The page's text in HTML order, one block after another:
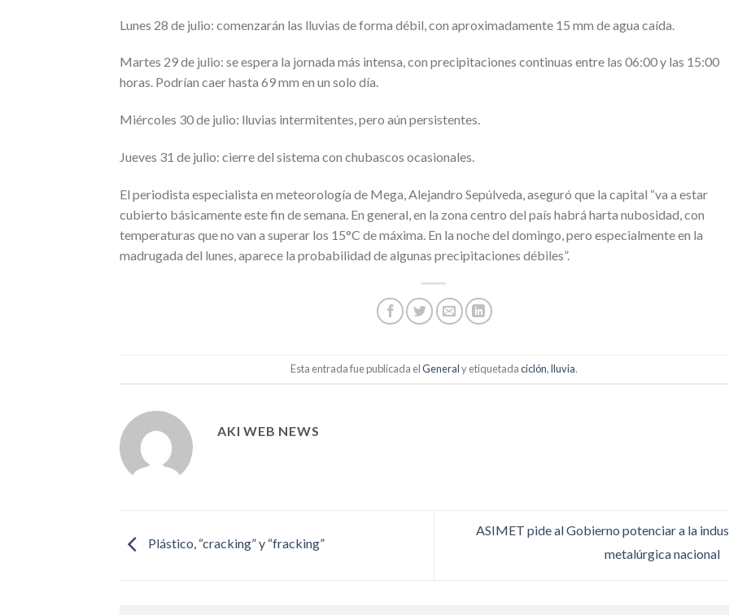
Lunes 28 de julio: comenzarán las lluvias de forma débil, con aproximadamente 15 mm de agua caída.
Martes 29 de julio: se espera la jornada más intensa, con precipitaciones continuas entre las 06:00 y las 15:00
horas. Podrían caer hasta 69 mm en un solo día.
Miércoles 30 de julio: lluvias intermitentes, pero aún persistentes.
Jueves 31 de julio: cierre del sistema con chubascos ocasionales.
El periodista especialista en meteorología de Mega, Alejandro Sepúlveda, aseguró que la capital “va a estar
cubierto básicamente este fin de semana. En general, en la zona centro del país habrá harta nubosidad, con
temperaturas que no van a superar los 15°C de máxima. En la noche del domingo, pero especialmente en la
madrugada del lunes, aparece la probabilidad de algunas precipitaciones débiles”.
Esta entrada fue publicada elGeneraly etiquetadaciclón,lluvia.
AKI WEB NEWS
Plástico, “cracking” y “fracking”
ASIMET pide al Gobierno potenciar a la
metalúrgica nacional